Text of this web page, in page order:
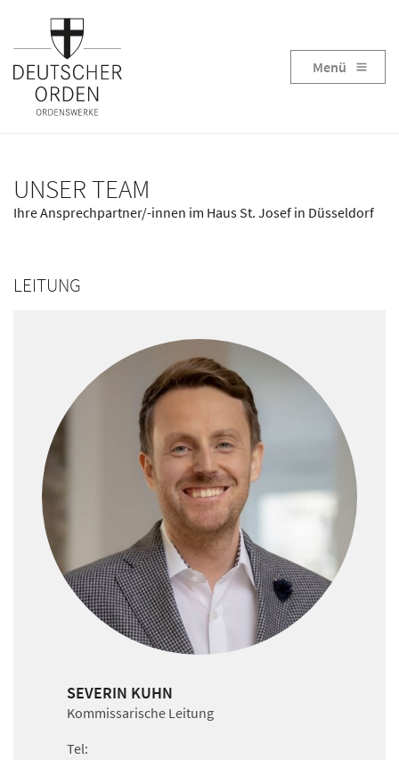
Menü
UNSER TEAM
Ihre Ansprechpartner/-innen im Haus St. Josef in Düsseldorf
LEITUNG
SEVERIN KUHN
Kommissarische Leitung
Tel: